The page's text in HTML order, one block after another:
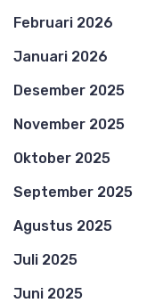
Februari 2026
Januari 2026
Desember 2025
November 2025
Oktober 2025
September 2025
Agustus 2025
Juli 2025
Juni 2025